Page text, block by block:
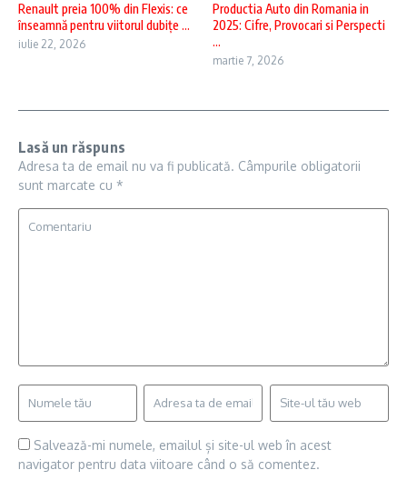
Renault preia 100% din Flexis: ce
înseamnă pentru viitorul dubițe ...
iulie 22, 2026
Productia Auto din Romania in
2025: Cifre, Provocari si Perspecti
...
martie 7, 2026
Lasă un răspuns
Adresa ta de email nu va fi publicată. Câmpurile obligatorii
sunt marcate cu *
Salvează-mi numele, emailul și site-ul web în acest
navigator pentru data viitoare când o să comentez.